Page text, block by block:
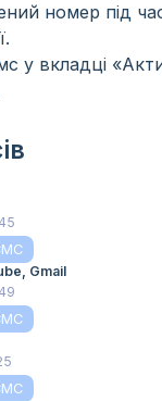
номер під
у вкладці
Gmail